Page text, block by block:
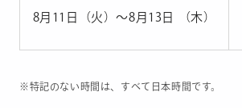
8月11日（火）〜8月13日 （木）
※特記のない時間は、すべて日本時間です。